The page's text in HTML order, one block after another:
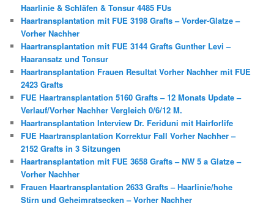
Haarlinie & Schläfen & Tonsur 4485 FUs
Haartransplantation mit FUE 3198 Grafts – Vorder-Glatze –
Vorher Nachher
Haartransplantation mit FUE 3144 Grafts Gunther Levi –
Haaransatz und Tonsur
Haartransplantation Frauen Resultat Vorher Nachher mit FUE
2423 Grafts
FUE Haartransplantation 5160 Grafts – 12 Monats Update –
Verlauf/Vorher Nachher Vergleich 0/6/12 M.
Haartransplantation Interview Dr. Feriduni mit Hairforlife
FUE Haartransplantation Korrektur Fall Vorher Nachher –
2152 Grafts in 3 Sitzungen
Haartransplantation mit FUE 3658 Grafts – NW 5 a Glatze –
Vorher Nachher
Frauen Haartransplantation 2633 Grafts – Haarlinie/hohe
Stirn und Geheimratsecken – Vorher Nachher